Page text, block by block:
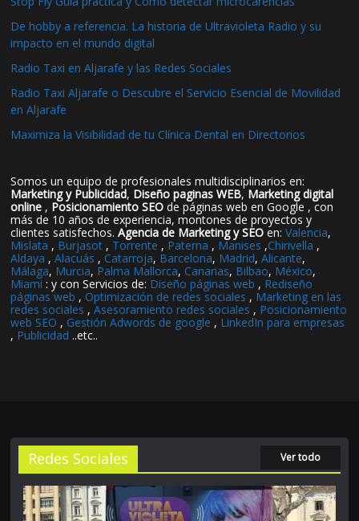
De hobby a referencia. La historia de Ultravioleta Radio y su
impacto en el mundo digital
Radio Taxi en Aljarafe y las Redes Sociales
Radio Taxi Aljarafe o Descubre el Servicio Esencial de Movilidad
en Aljarafe
Maximiza la Visibilidad de tu Clínica Dental en Directorios
Somos un equipo de profesionales multidisciplinarios en:
Marketing y Publicidad, Diseño paginas WEB, Marketing digital
online , Posicionamiento SEO de páginas web en Google , con
más de 10 años de experiencia, montones de proyectos y
clientes satisfechos.Agencia de Marketing y SEO en:Valencia,
Mislata , Burjasot , Torrente , Paterna , Manises ,Chirivella ,
Aldaya ,Alacuás , Catarroja, Barcelona, Madrid,Alicante,
Málaga, Murcia, Palma Mallorca, Canarias, Bilbao, México,
Miami : y con Servicios de: Diseño páginas web , Rediseño
páginas web , Optimización de redes sociales , Marketing en las
redes sociales ,Asesoramiento redes sociales , Posicionamiento
web SEO , Gestión Adwords de google , LinkedIn para empresas
, Publicidad ..etc..
Redes Sociales Ver todo